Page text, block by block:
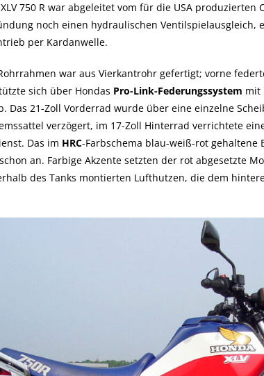
750 R war abgeleitet vom für die USA produzierten
noch einen hydraulischen Ventilspielausgleich,
per Kardanwelle.
war aus Vierkantrohr gefertigt; vorne
sich über Hondas Pro-Link-Federungssystem mit
Das 21-Zoll Vorderrad wurde über eine einzelne
verzögert, im 17-Zoll Hinterrad verrichtete
Das im HRC-Farbschema blau-weiß-rot gehaltene
an. Farbige Akzente setzten der rot abgesetzte
des Tanks montierten Lufthutzen, die dem